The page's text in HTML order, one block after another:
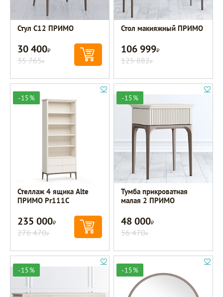
Стул C12 ПРИМО
30 400Р
35 765Р
Стол макияжный ПРИМО
106 999Р
125 882Р
-15%
Стеллаж 4 ящика Alte
ПРИМО Pr111C
235 000Р
276 470Р
-15%
Тумба прикроватная
малая 2 ПРИМО
48 000Р
56 470Р
-15% -15%